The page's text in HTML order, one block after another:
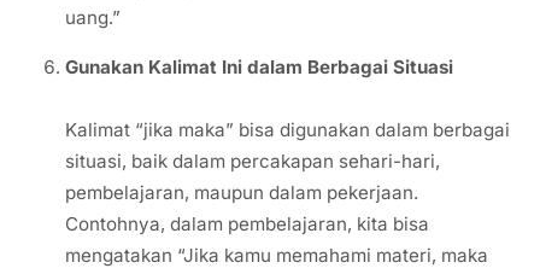
uang.”
Gunakan Kalimat Ini dalam Berbagai Situasi
Kalimat “jika maka” bisa digunakan dalam berbagai
situasi, baik dalam percakapan sehari-hari,
pembelajaran, maupun dalam pekerjaan.
Contohnya, dalam pembelajaran, kita bisa
mengatakan “Jika kamu memahami materi, maka